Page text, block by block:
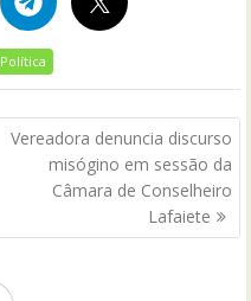
Política
Vereadora denuncia discurso
misógino em sessão da
Câmara de Conselheiro
Lafaiete